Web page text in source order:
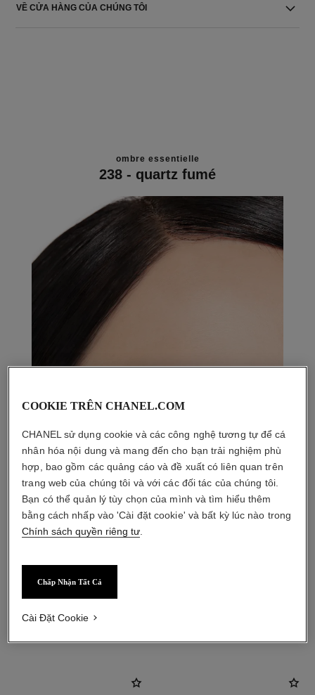
VỀ CỬA HÀNG CỦA CHÚNG TÔI
ombre essentielle
238 - quartz fumé
COOKIE TRÊN CHANEL.COM
CHANEL sử dụng cookie và các công nghệ tương tự để cá
nhân hóa nội dung và mang đến cho bạn trải nghiệm phù
hợp, bao gồm các quảng cáo và đề xuất có liên quan trên
trang web của chúng tôi và với các đối tác của chúng tôi.
Bạn có thể quản lý tùy chọn của mình và tìm hiểu thêm
bằng cách nhấp vào 'Cài đặt cookie' và bất kỳ lúc nào trong
Chính sách quyền riêng tư
Chấp Nhận Tất Cả
Cài Đặt Cookie